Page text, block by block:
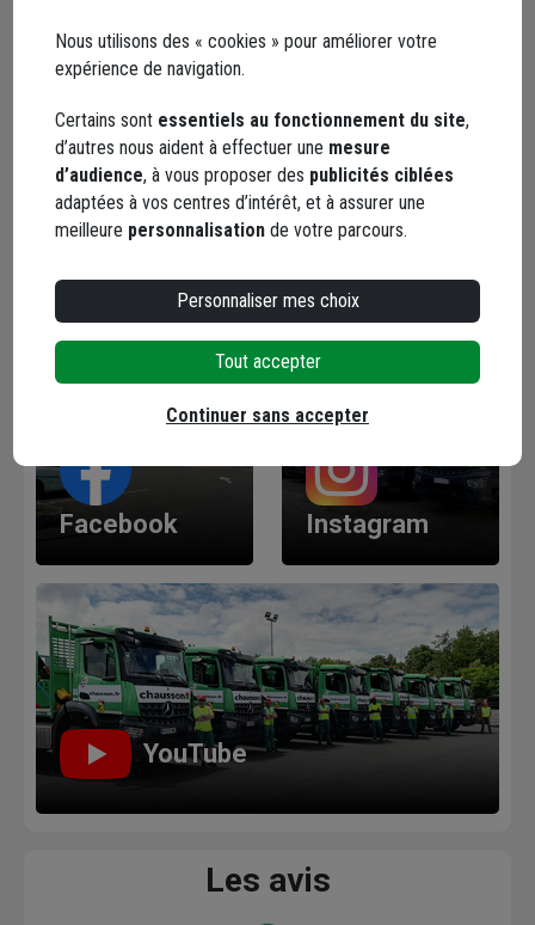
Votre message* :
Envoyer
Les réseaux sociaux
Facebook Instagram
YouTube
Les avis
Nous utilisons des « cookies » pour améliorer votre
expérience de navigation.
Certains sont essentiels au fonctionnement du site,
d’autres nous aident à effectuer une mesure
d’audience, à vous proposer des publicités ciblées
adaptées à vos centres d’intérêt, et à assurer une
meilleure personnalisation de votre parcours.
Personnaliser mes choix
Tout accepter
Continuer sans accepter